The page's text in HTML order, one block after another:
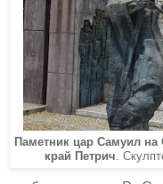
Паметник цар Самуил на
край Петрич .